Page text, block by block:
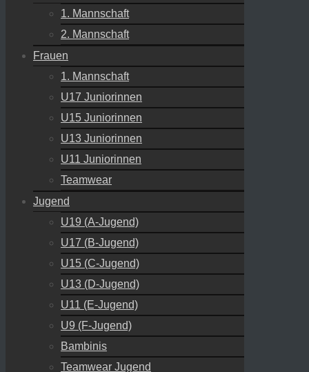
1. Mannschaft
2. Mannschaft
Frauen
1. Mannschaft
U17 Juniorinnen
U15 Juniorinnen
U13 Juniorinnen
U11 Juniorinnen
Teamwear
Jugend
U19 (A-Jugend)
U17 (B-Jugend)
U15 (C-Jugend)
U13 (D-Jugend)
U11 (E-Jugend)
U9 (F-Jugend)
Bambinis
Teamwear Jugend